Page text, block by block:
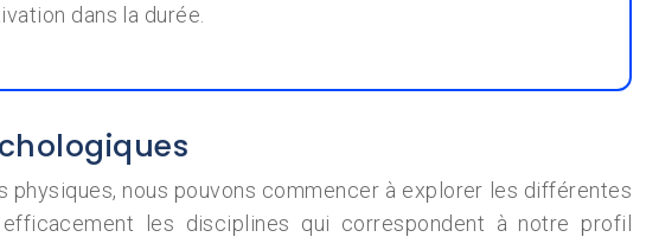
dans la durée.
nous pouvons commencer à explorer les différentes
les disciplines qui correspondent à notre profil